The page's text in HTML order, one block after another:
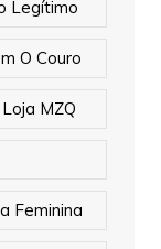
Legítimo
O Couro
Loja MZQ
Feminina